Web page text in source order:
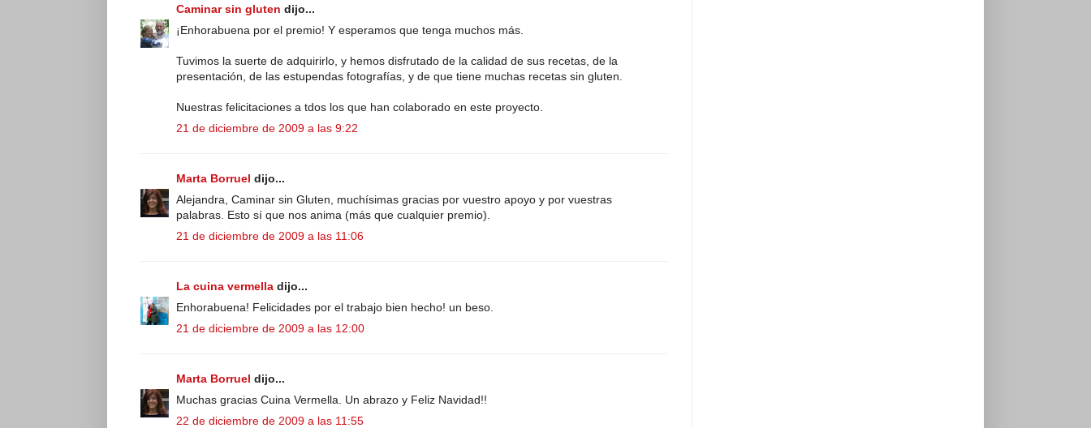
Caminar sin gluten dijo...
¡Enhorabuena por el premio! Y esperamos que tenga muchos más.
Tuvimos la suerte de adquirirlo, y hemos disfrutado de la calidad de sus recetas, de la
presentación, de las estupendas fotografías, y de que tiene muchas recetas sin gluten.
Nuestras felicitaciones a tdos los que han colaborado en este proyecto.
21 de diciembre de 2009 a las 9:22
Marta Borruel dijo...
Alejandra, Caminar sin Gluten, muchísimas gracias por vuestro apoyo y por vuestras
palabras. Esto sí que nos anima (más que cualquier premio).
21 de diciembre de 2009 a las 11:06
La cuina vermella dijo...
Enhorabuena! Felicidades por el trabajo bien hecho! un beso.
21 de diciembre de 2009 a las 12:00
Marta Borruel dijo...
Muchas gracias Cuina Vermella. Un abrazo y Feliz Navidad!!
22 de diciembre de 2009 a las 11:55